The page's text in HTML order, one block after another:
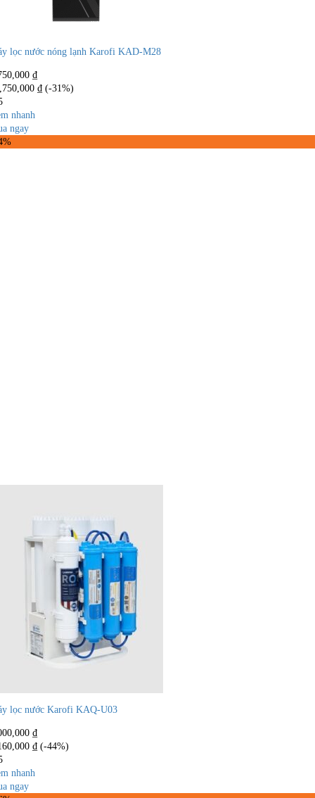
lọc nước nóng lạnh Karofi KAD-M28
₫
₫ (-31%)
nhanh
ngay
lọc nước Karofi KAQ-U03
₫
₫ (-44%)
nhanh
ngay